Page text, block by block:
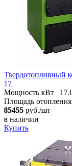
Твердотопливный
17
Мощность кВт
Площадь
85455 руб./шт
в наличии
Купить